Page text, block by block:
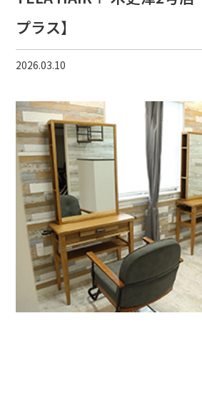
プラス】
2026.03.10